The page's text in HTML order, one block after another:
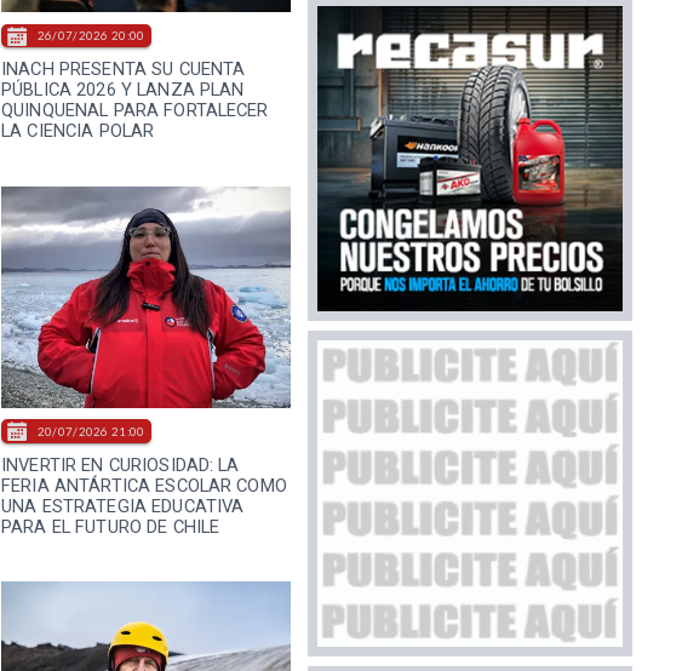
INACH PRESENTA SU CUENTA
PÚBLICA 2026 Y LANZA PLAN
QUINQUENAL PARA FORTALECER
LA CIENCIA POLAR
26/07/2026 20:00
INVERTIR EN CURIOSIDAD: LA
FERIA ANTÁRTICA ESCOLAR COMO
UNA ESTRATEGIA EDUCATIVA
PARA EL FUTURO DE CHILE
20/07/2026 21:00